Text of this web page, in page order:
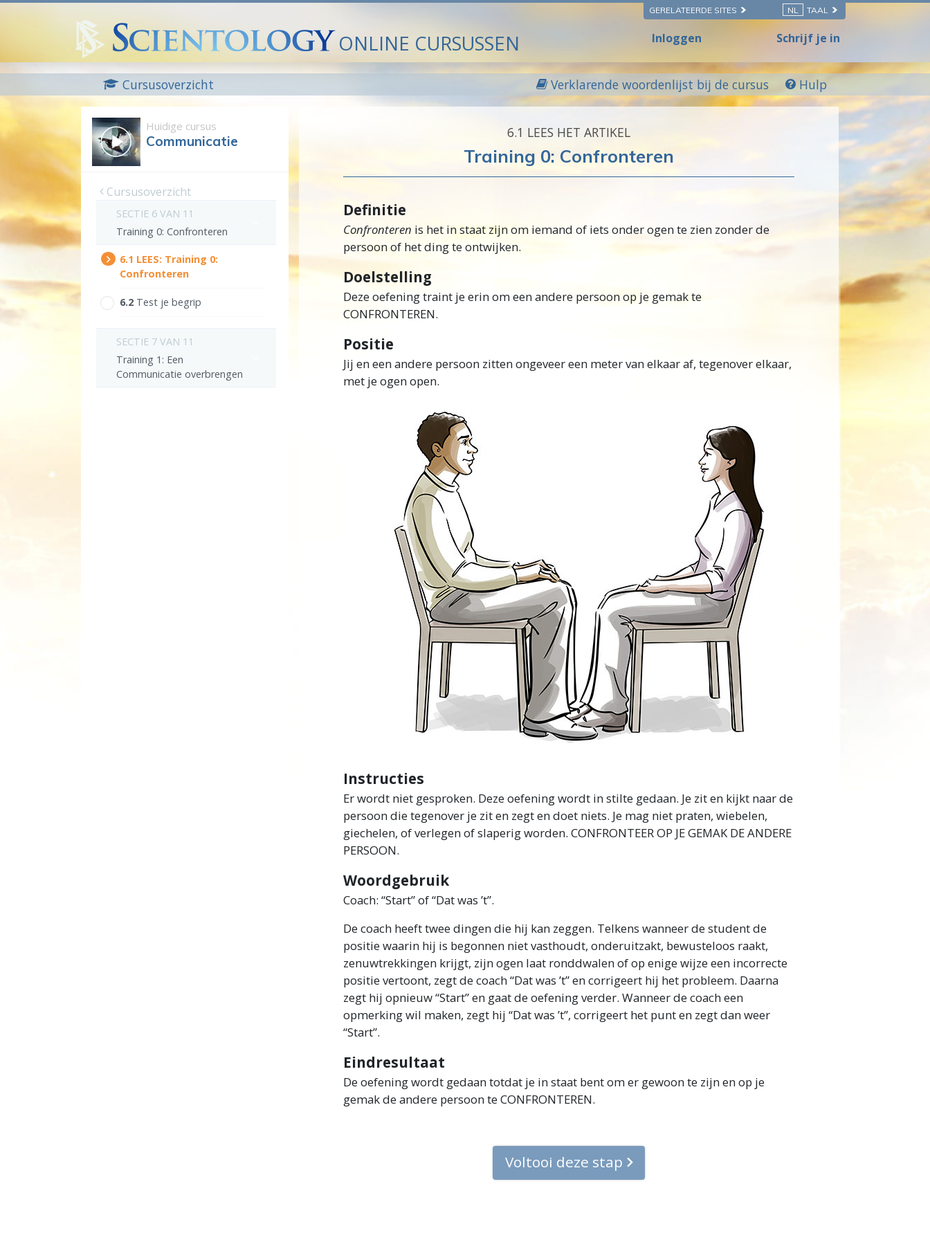
GERELATEERDE SITES NL TAAL
ONLINE CURSUSSEN Inloggen Schrijf je in
Cursusoverzicht Verklarende woordenlijst bij de cursus Hulp
Huidige cursus
Communicatie
Cursusoverzicht
SECTIE 6 VAN 11
Training 0: Confronteren
6.‎1 LEES: Training 0:
Confronteren
6.‎2 Test je begrip
SECTIE 7 VAN 11
Training 1: Een
Communicatie overbrengen
6.‎1 LEES HET ARTIKEL
Training 0: Confronteren
Definitie
Confronteren is het in staat zijn om iemand of iets onder ogen te zien zonder de
persoon of het ding te ontwijken.
Doelstelling
Deze oefening traint je erin om een andere persoon op je gemak te
CONFRONTEREN.
Positie
Jij en een andere persoon zitten ongeveer een meter van elkaar af, tegenover elkaar,
met je ogen open.
Instructies
Er wordt niet gesproken. Deze oefening wordt in stilte gedaan. Je zit en kijkt naar de
persoon die tegenover je zit en zegt en doet niets. Je mag niet praten, wiebelen,
giechelen, of verlegen of slaperig worden. CONFRONTEER OP JE GEMAK DE ANDERE
PERSOON.
Woordgebruik
Coach: “Start” of “Dat was ’t”.
De coach heeft twee dingen die hij kan zeggen. Telkens wanneer de student de
positie waarin hij is begonnen niet vasthoudt, onderuitzakt, bewusteloos raakt,
zenuwtrekkingen krijgt, zijn ogen laat ronddwalen of op enige wijze een incorrecte
positie vertoont, zegt de coach “Dat was ’t” en corrigeert hij het probleem. Daarna
zegt hij opnieuw “Start” en gaat de oefening verder. Wanneer de coach een
opmerking wil maken, zegt hij “Dat was ’t”, corrigeert het punt en zegt dan weer
“Start”.
Eindresultaat
De oefening wordt gedaan totdat je in staat bent om er gewoon te zijn en op je
gemak de andere persoon te CONFRONTEREN.
Voltooi deze stap